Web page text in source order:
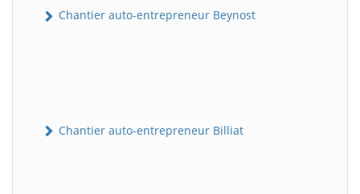
Chantier auto-entrepreneur Beynost
Chantier auto-entrepreneur Billiat